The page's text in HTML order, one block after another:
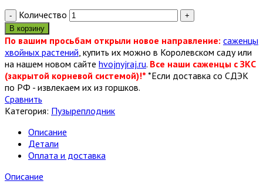
Количество
В корзину
По вашим просьбам открыли новое направление: саженцы
хвойных растений, купить их можно в Королевском саду или
на нашем новом сайте hvojnyjraj.ru. Все наши саженцы с ЗКС
(закрытой корневой системой)!* *Если доставка со СДЭК
по РФ - извлекаем их из горшков.
Сравнить
Категория: Пузыреплодник
Описание
Детали
Оплата и доставка
Описание